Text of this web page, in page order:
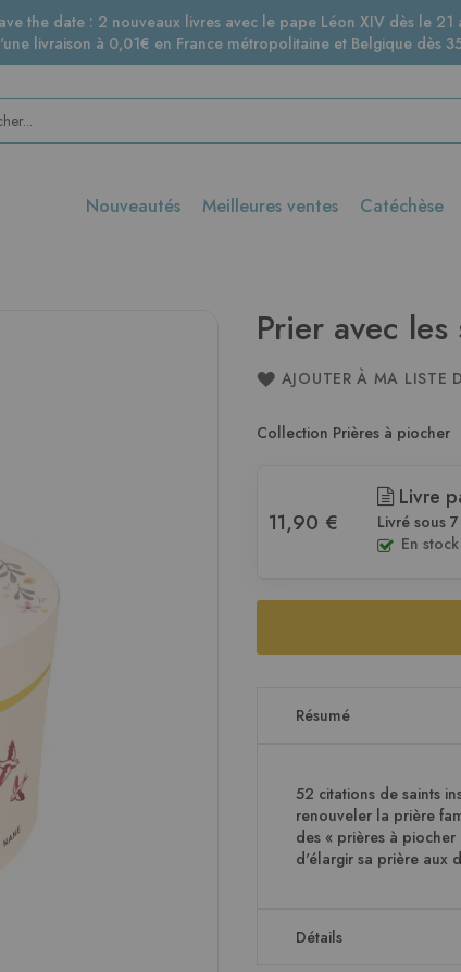
the date : 2 nouveaux livres avec le pape Léon XIV dès le 21
livraison à 0,01€ en France métropolitaine et Belgique dès
Nouveautés Meilleures ventes Catéchèse
Prier avec
AJOUTER À MA LISTE
Collection Prières à piocher
11,90 €
Livre
Livré sous
En stock
Résumé
52 citations de saints
renouveler la prière
des « prières à
d'élargir sa prière aux
Détails